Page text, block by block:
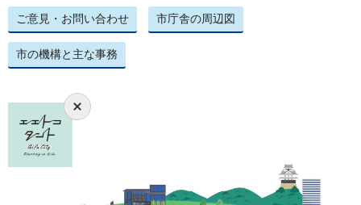
ご意見・お問い合わせ 市庁舎の周辺図
市の機構と主な事務